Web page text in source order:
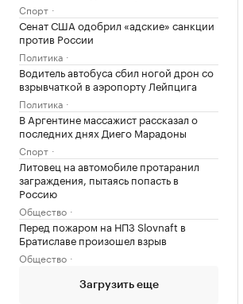
Спорт
Сенат США одобрил «адские» санкции
против России
Политика
Водитель автобуса сбил ногой дрон со
взрывчаткой в аэропорту Лейпцига
Политика
В Аргентине массажист рассказал о
последних днях Диего Марадоны
Спорт
Литовец на автомобиле протаранил
заграждения, пытаясь попасть в
Россию
Общество
Перед пожаром на НПЗ Slovnaft в
Братиславе произошел взрыв
Общество
Загрузить еще